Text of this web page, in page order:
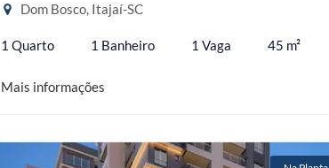
Dom Bosco, Itajaí-SC
1 Quarto 1 Banheiro 1 Vaga 45 m²
Mais informações